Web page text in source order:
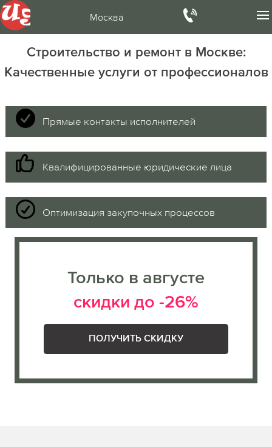
Москва
Строительство и ремонт в Москве:
Качественные услуги от профессионалов
Прямые контакты исполнителей
Квалифицированные юридические лица
Оптимизация закупочных процессов
Только в августе
скидки до -26%
ПОЛУЧИТЬ СКИДКУ